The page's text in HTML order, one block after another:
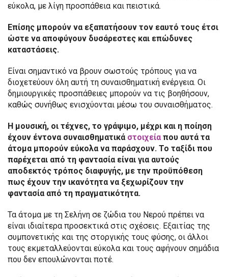
εύκολα, με λίγη προσπάθεια και πειστικά.
Επίσης μπορούν να εξαπατήσουν τον εαυτό τους έτσι
ώστε να αποφύγουν δυσάρεστες και επώδυνες
καταστάσεις.
Είναι σημαντικό να βρουν σωστούς τρόπους για να
διοχετεύουν όλη αυτή τη συναισθηματική ενέργεια. Οι
δημιουργικές προσπάθειες μπορούν να τις βοηθήσουν,
καθώς συνήθως ενισχύονται μέσω του συναισθήματος.
Η μουσική, οι τέχνες, το γράψιμο, μέχρι και η ποίηση
έχουν έντονα συναισθηματικά στοιχεία που αυτά τα
άτομα μπορούν εύκολα να παράσχουν. Το ταξίδι που
παρέχεται από τη φαντασία είναι για αυτούς
αποδεκτός τρόπος διαφυγής, με την προϋπόθεση
πως έχουν την ικανότητα να ξεχωρίζουν την
φαντασία από τη πραγματικότητα.
Τα άτομα με τη Σελήνη σε ζώδια του Νερού πρέπει να
είναι ιδιαίτερα προσεκτικά στις σχέσεις. Εξαιτίας της
συμπονετικής και της στοργικής τους φύσης, οι άλλοι
τους εκμεταλλεύονται εύκολα και τους αφήνουν σημάδια
που δεν επουλώνονται ποτέ.